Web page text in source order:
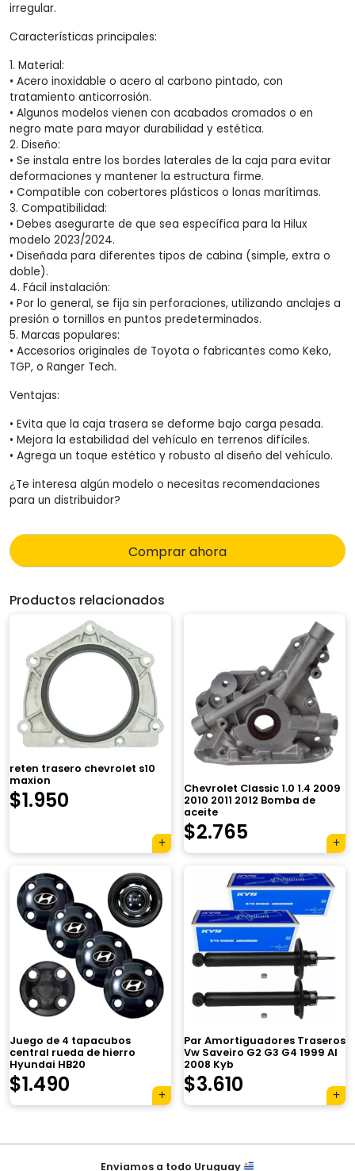
$10.140.
irregular.
Características principales:
1. Material:
• Acero inoxidable o acero al carbono pintado, con
tratamiento anticorrosión.
• Algunos modelos vienen con acabados cromados o en
negro mate para mayor durabilidad y estética.
2. Diseño:
• Se instala entre los bordes laterales de la caja para evitar
deformaciones y mantener la estructura firme.
• Compatible con cobertores plásticos o lonas marítimas.
3. Compatibilidad:
• Debes asegurarte de que sea específica para la Hilux
modelo 2023/2024.
• Diseñada para diferentes tipos de cabina (simple, extra o
doble).
4. Fácil instalación:
• Por lo general, se fija sin perforaciones, utilizando anclajes a
presión o tornillos en puntos predeterminados.
5. Marcas populares:
• Accesorios originales de Toyota o fabricantes como Keko,
TGP, o Ranger Tech.
Ventajas:
• Evita que la caja trasera se deforme bajo carga pesada.
• Mejora la estabilidad del vehículo en terrenos difíciles.
• Agrega un toque estético y robusto al diseño del vehículo.
¿Te interesa algún modelo o necesitas recomendaciones
para un distribuidor?
Comprar ahora
Productos relacionados
reten trasero chevrolet s10
maxion
$1.950
Chevrolet Classic 1.0 1.4 2009
2010 2011 2012 Bomba de
aceite
El
precio
original
era:
$3.920.
$2.765
precio
actual
es:
$2.765.
Juego de 4 tapacubos
central rueda de hierro
Hyundai HB20
$1.490
Par Amortiguadores Traseros
Vw Saveiro G2 G3 G4 1999 Al
2008 Kyb
El
precio
original
$3.610
precio
actual
NavegaciónEnviamos a todo Uruguay
×
Tu carrito está vacío.
automáticamente.